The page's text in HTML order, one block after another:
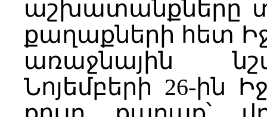
աշխատանքները
քաղաքների հետ
առաջնային
Նոյեմբերի 26-ին